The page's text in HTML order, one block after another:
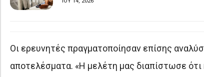
Οι ερευνητές πραγματοποίησαν επίσης
αποτελέσματα. «Η μελέτη μας διαπίστωσε